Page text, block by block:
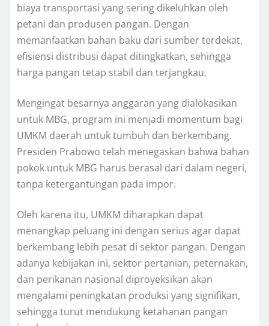
biaya transportasi yang sering dikeluhkan oleh
petani dan produsen pangan. Dengan
memanfaatkan bahan baku dari sumber terdekat,
efisiensi distribusi dapat ditingkatkan, sehingga
harga pangan tetap stabil dan terjangkau.
Mengingat besarnya anggaran yang dialokasikan
untuk MBG, program ini menjadi momentum bagi
UMKM daerah untuk tumbuh dan berkembang.
Presiden Prabowo telah menegaskan bahwa bahan
pokok untuk MBG harus berasal dari dalam negeri,
tanpa ketergantungan pada impor.
Oleh karena itu, UMKM diharapkan dapat
menangkap peluang ini dengan serius agar dapat
berkembang lebih pesat di sektor pangan. Dengan
adanya kebijakan ini, sektor pertanian, peternakan,
dan perikanan nasional diproyeksikan akan
mengalami peningkatan produksi yang signifikan,
sehingga turut mendukung ketahanan pangan